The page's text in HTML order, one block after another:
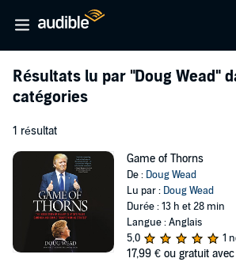
Résultats lu par "Doug Wead"
catégories
1 résultat
Game of Thorns
De : Doug Wead
Lu par : Doug Wead
Durée : 13 h et 28 min
Langue : Anglais
5,0
1
17,99 € ou gratuit